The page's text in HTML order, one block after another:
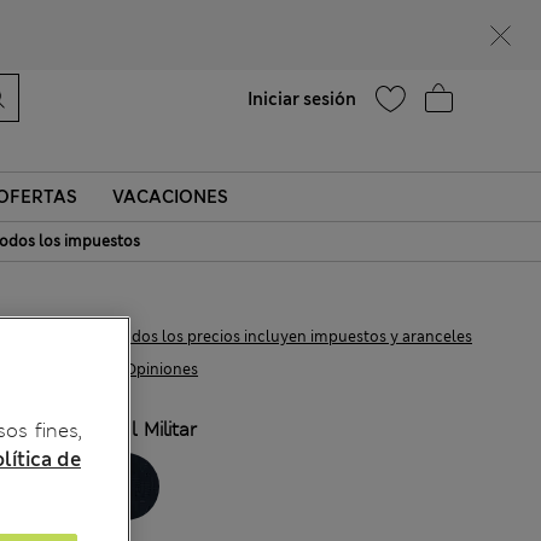
Iniciar sesión
VACACIONES
los impuestos
308 Opiniones
Todos los precios incluyen impuestos y aranceles
COLOR: Azul Militar
fines,
de